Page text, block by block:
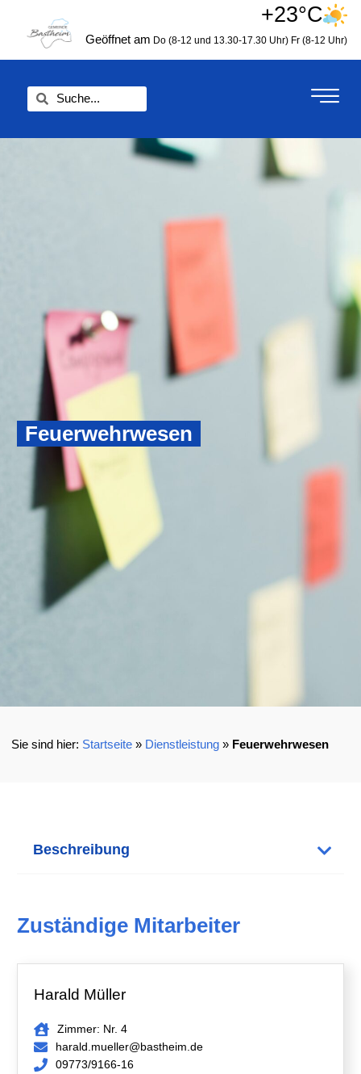
springen
+23°C
Geöffnet am Do (8-12 und 13.30-17.30 Uhr) Fr (8-12 Uhr)
Feuerwehrwesen
Startseite» Dienstleistung» Feuerwehrwesen
Beschreibung
Zuständige Mitarbeiter
Harald Müller
Zimmer: Nr. 4
harald.mueller@bastheim.de
09773/9166-16